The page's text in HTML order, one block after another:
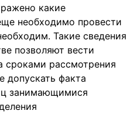
какие
необходимо провести
Такие сведения
позволяют вести
сроками рассмотрения
допускать факта
занимающимися